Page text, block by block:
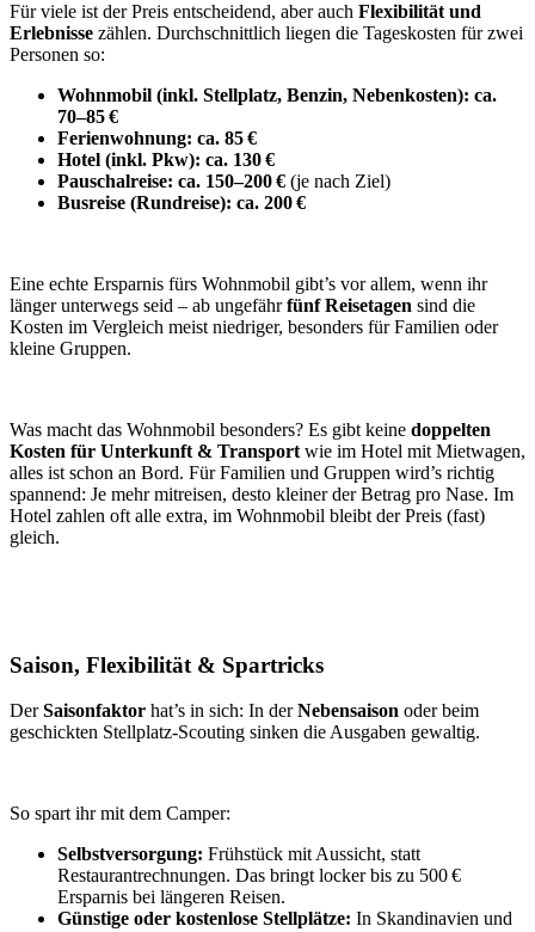
Für viele ist der Preis entscheidend, aber auch Flexibilität und
Erlebnisse zählen. Durchschnittlich liegen die Tageskosten für zwei
Personen so:
Wohnmobil (inkl. Stellplatz, Benzin, Nebenkosten): ca.
70–85 €
Ferienwohnung: ca. 85 €
Hotel (inkl. Pkw): ca. 130 €
Pauschalreise: ca. 150–200 € (je nach Ziel)
Busreise (Rundreise): ca. 200 €
Eine echte Ersparnis fürs Wohnmobil gibt’s vor allem, wenn ihr
länger unterwegs seid – ab ungefährfünf Reisetagen sind die
Kosten im Vergleich meist niedriger, besonders für Familien oder
kleine Gruppen.
Was macht das Wohnmobil besonders? Es gibt keine doppelten
Kosten für Unterkunft & Transport wie im Hotel mit Mietwagen,
alles ist schon an Bord. Für Familien und Gruppen wird’s richtig
spannend: Je mehr mitreisen, desto kleiner der Betrag pro Nase. Im
Hotel zahlen oft alle extra, im Wohnmobil bleibt der Preis (fast)
gleich.
Saison, Flexibilität & Spartricks
DerSaisonfaktor hat’s in sich: In derNebensaison oder beim
geschickten Stellplatz-Scouting sinken die Ausgaben gewaltig.
So spart ihr mit dem Camper:
Selbstversorgung: Frühstück mit Aussicht, statt
Restaurantrechnungen. Das bringt locker bis zu 500 €
Ersparnis bei längeren Reisen.
Günstige oder kostenlose Stellplätze: In Skandinavien und